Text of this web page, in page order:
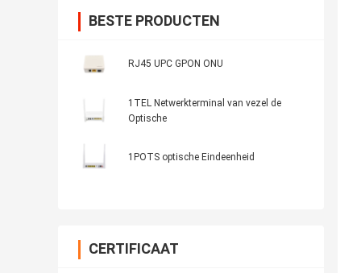
BESTE PRODUCTEN
RJ45 UPC GPON ONU
1TEL Netwerkterminal van vezel de
Optische
1POTS optische Eindeenheid
CERTIFICAAT